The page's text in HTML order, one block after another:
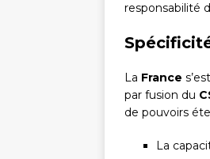
responsabilité
La France
par fusion du
de pouvoirs
La